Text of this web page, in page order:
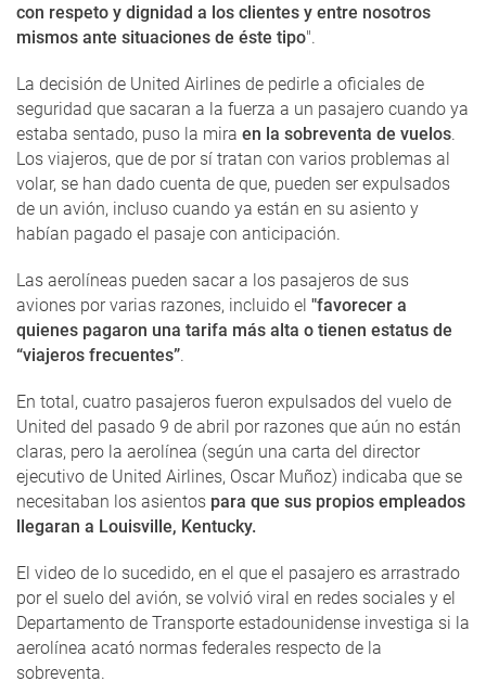
con respeto y dignidad a los clientes y entre nosotros
mismos ante situaciones de éste tipo".
La decisión de United Airlines de pedirle a oficiales de
seguridad que sacaran a la fuerza a un pasajero cuando ya
estaba sentado, puso la mira en la sobreventa de vuelos.
Los viajeros, que de por sí tratan con varios problemas al
volar, se han dado cuenta de que, pueden ser expulsados
de un avión, incluso cuando ya están en su asiento y
habían pagado el pasaje con anticipación.
Las aerolíneas pueden sacar a los pasajeros de sus
aviones por varias razones, incluido el "favorecer a
quienes pagaron una tarifa más alta o tienen estatus de
“viajeros frecuentes”.
En total, cuatro pasajeros fueron expulsados del vuelo de
United del pasado 9 de abril por razones que aún no están
claras, pero la aerolínea (según una carta del director
ejecutivo de United Airlines, Oscar Muñoz) indicaba que se
necesitaban los asientos para que sus propios empleados
llegaran a Louisville, Kentucky.
El video de lo sucedido, en el que el pasajero es arrastrado
por el suelo del avión, se volvió viral en redes sociales y el
Departamento de Transporte estadounidense investiga si la
aerolínea acató normas federales respecto de la
sobreventa.